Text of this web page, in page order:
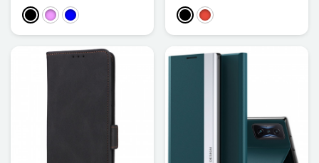
PretoVioleta ligeira
Azul PretoVermelho